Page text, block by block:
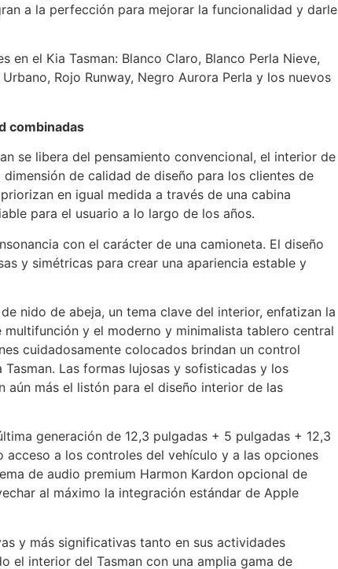
a la perfección para mejorar la funcionalidad y darle
en el Kia Tasman: Blanco Claro, Blanco Perla Nieve,
Rojo Runway, Negro Aurora Perla y los nuevos
combinadas
se libera del pensamiento convencional, el interior de
de calidad de diseño para los clientes de
en igual medida a través de una cabina
para el usuario a lo largo de los años.
con el carácter de una camioneta. El diseño
y simétricas para crear una apariencia estable y
nido de abeja, un tema clave del interior, enfatizan la
y el moderno y minimalista tablero central
cuidadosamente colocados brindan un control
Las formas lujosas y sofisticadas y los
aún más el listón para el diseño interior de las
generación de 12,3 pulgadas + 5 pulgadas + 12,3
a los controles del vehículo y a las opciones
de audio premium Harmon Kardon opcional de
al máximo la integración estándar de Apple
y más significativas tanto en sus actividades
el interior del Tasman con una amplia gama de